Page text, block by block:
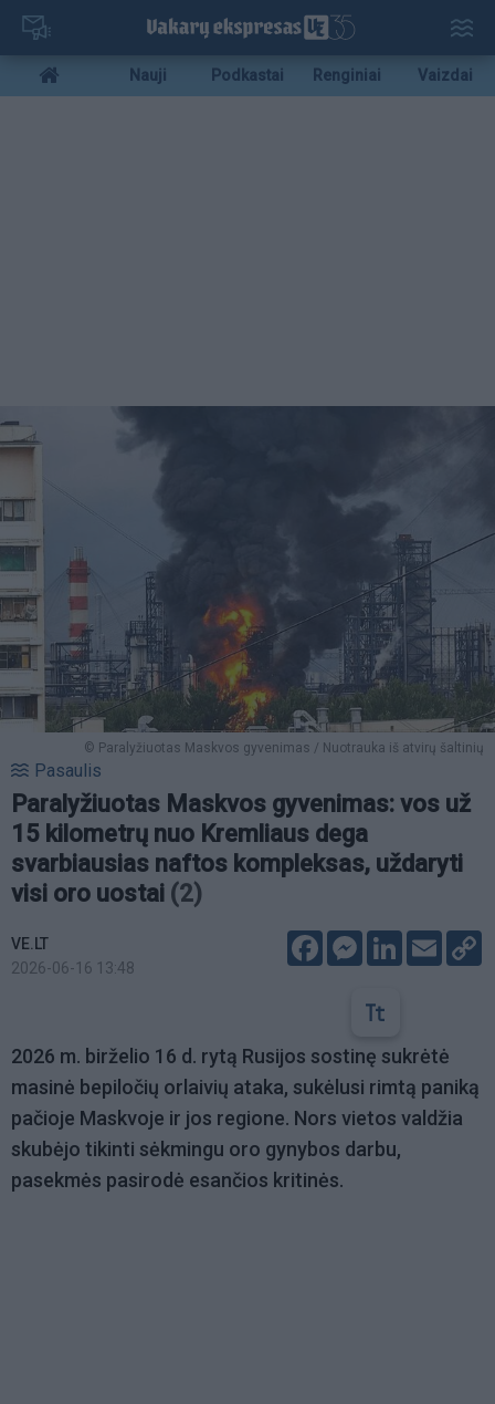
Pereiti
pagrindinį
turinį
Mobile
menu
Nauji Podkastai Renginiai Vaizdai
© Paralyžiuotas Maskvos gyvenimas / Nuotrauka iš atvirų šaltinių
Pasaulis
Paralyžiuotas Maskvos gyvenimas: vos už
15 kilometrų nuo Kremliaus dega
svarbiausias naftos kompleksas, uždaryti
visi oro uostai (2)
VE.LT
2026-06-16 13:48
FacebookMessenger
LinkedIn
Email
2026 m. birželio 16 d. rytą Rusijos sostinę sukrėtė
masinė bepiločių orlaivių ataka, sukėlusi rimtą paniką
pačioje Maskvoje ir jos regione. Nors vietos valdžia
skubėjo tikinti sėkmingu oro gynybos darbu,
pasekmės pasirodė esančios kritinės.